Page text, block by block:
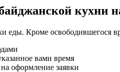
кухни
еды. Кроме освободившегося
вами время
оформление заявки